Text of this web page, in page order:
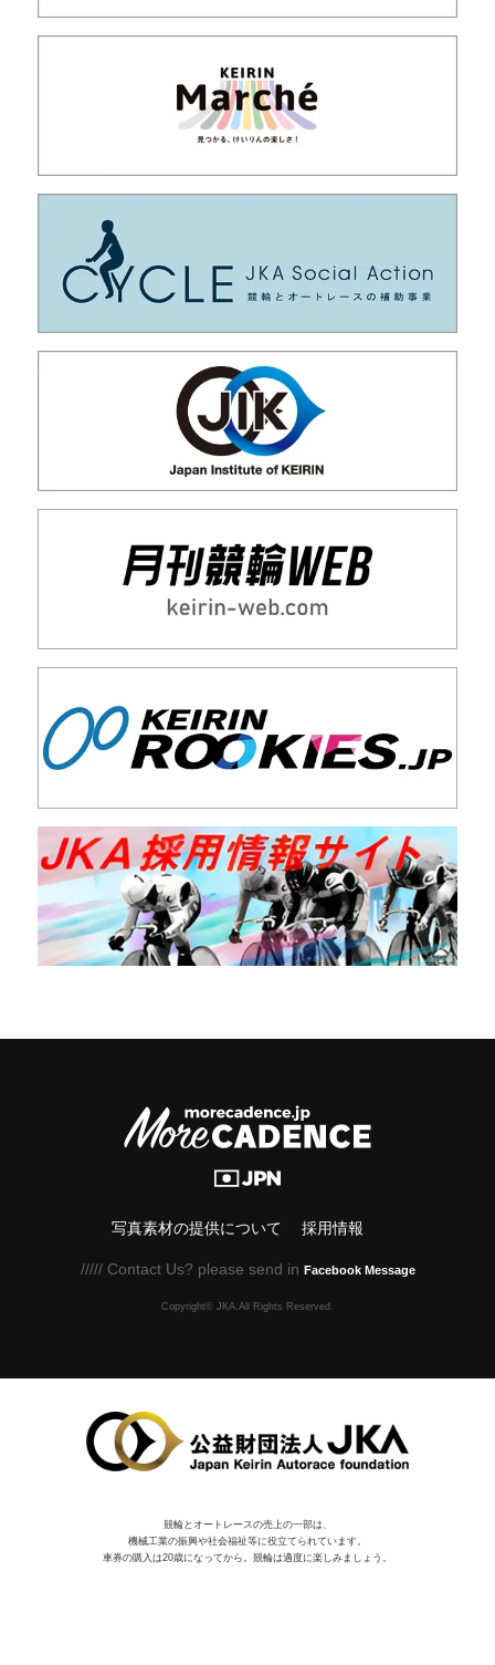
写真素材の提供について 採用情報
///// Contact Us? please send in Facebook Message
Copyright© JKA.All Rights Reserved.
競輪とオートレースの売上の一部は、
機械⼯業の振興や社会福祉等に役⽴てられています。
車券の購入は20歳になってから。競輪は適度に楽しみましょう。